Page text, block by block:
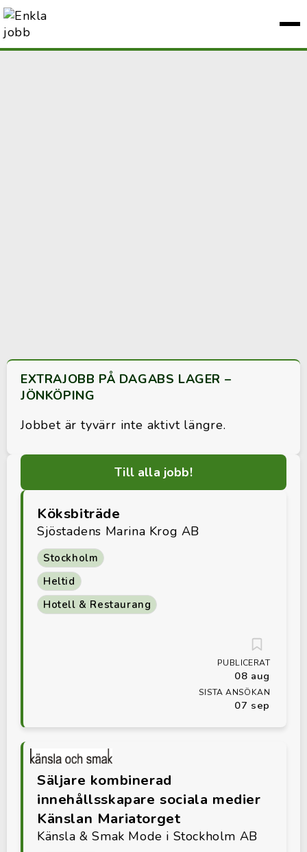
EXTRAJOBB PÅ DAGABS LAGER –
JÖNKÖPING
Jobbet är tyvärr inte aktivt längre.
Till alla jobb!
Köksbiträde
Sjöstadens Marina Krog AB
Stockholm
Heltid
Hotell & Restaurang
PUBLICERAT
08 aug
SISTA ANSÖKAN
07 sep
Säljare kombinerad
innehållsskapare sociala medier
Känslan Mariatorget
Känsla & Smak Mode i Stockholm AB